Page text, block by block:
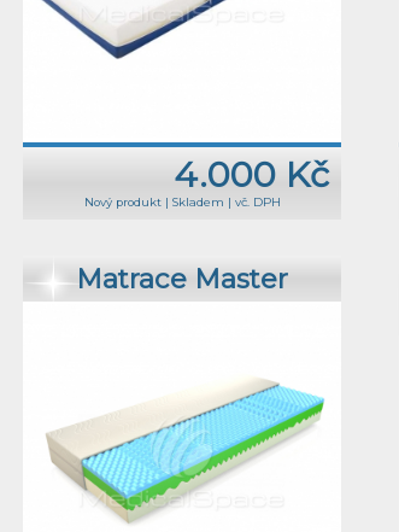
4.000 Kč
Nový produkt | Skladem | vč. DPH
Matrace Master